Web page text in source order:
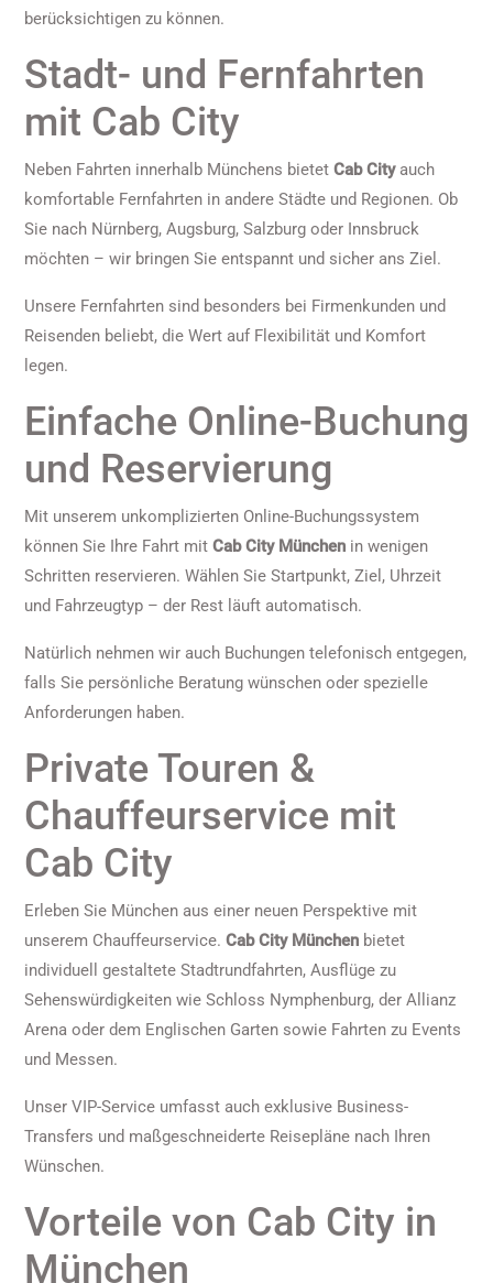
berücksichtigen zu können.
Stadt- und Fernfahrten
mit Cab City
Neben Fahrten innerhalb Münchens bietet Cab Cityauch
komfortable Fernfahrten in andere Städte und Regionen. Ob
Sie nach Nürnberg, Augsburg, Salzburg oder Innsbruck
möchten – wir bringen Sie entspannt und sicher ans Ziel.
Unsere Fernfahrten sind besonders bei Firmenkunden und
Reisenden beliebt, die Wert auf Flexibilität und Komfort
legen.
Einfache Online-Buchung
und Reservierung
Mit unserem unkomplizierten Online-Buchungssystem
können Sie Ihre Fahrt mit Cab City München in wenigen
Schritten reservieren. Wählen Sie Startpunkt, Ziel, Uhrzeit
und Fahrzeugtyp – der Rest läuft automatisch.
Natürlich nehmen wir auch Buchungen telefonisch entgegen,
falls Sie persönliche Beratung wünschen oder spezielle
Anforderungen haben.
Private Touren &
Chauffeurservice mit
Cab City
Erleben Sie München aus einer neuen Perspektive mit
unserem Chauffeurservice. Cab City München bietet
individuell gestaltete Stadtrundfahrten, Ausflüge zu
Sehenswürdigkeiten wie Schloss Nymphenburg, der Allianz
Arena oder dem Englischen Garten sowie Fahrten zu Events
und Messen.
Unser VIP-Service umfasst auch exklusive Business-
Transfers und maßgeschneiderte Reisepläne nach Ihren
Wünschen.
Vorteile von Cab City in
München